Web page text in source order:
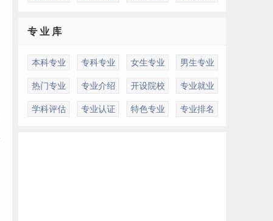
专 业 库
本科专业 专科专业 女生专业 男生专业
热门专业 专业介绍 开设院校 专业就业
学科评估 专业认证 特色专业 专业排名